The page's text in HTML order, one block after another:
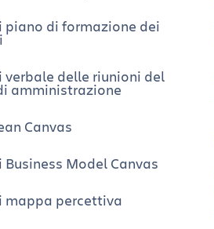
piano di formazione dei
verbale delle riunioni del
amministrazione
Canvas
Model Canvas
mappa percettiva